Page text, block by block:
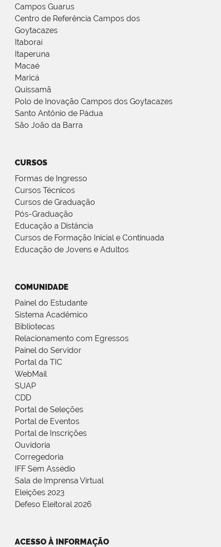
Campos Guarus
Centro de Referência Campos dos
Goytacazes
Itaboraí
Itaperuna
Macaé
Maricá
Quissamã
Polo de Inovação Campos dos Goytacazes
Santo Antônio de Pádua
São João da Barra
CURSOS
Formas de Ingresso
Cursos Técnicos
Cursos de Graduação
Pós-Graduação
Educação a Distância
Cursos de Formação Inicial e Continuada
Educação de Jovens e Adultos
COMUNIDADE
Painel do Estudante
Sistema Acadêmico
Bibliotecas
Relacionamento com Egressos
Painel do Servidor
Portal da TIC
WebMail
SUAP
CDD
Portal de Seleções
Portal de Eventos
Portal de Inscrições
Ouvidoria
Corregedoria
IFF Sem Assédio
Sala de Imprensa Virtual
Eleições 2023
Defeso Eleitoral 2026
ACESSO À INFORMAÇÃO